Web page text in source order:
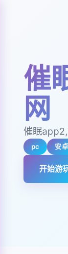
催
网
催眠
pc 安卓
开始游